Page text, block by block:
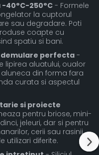
40°C-250°C - Formele
la cuptorul
sau degradare. Poti
coapte cu
spatiu si bani.
perfecta -
lipirea aluatului, oualor
aluneca din forma fara
curata si aspectul
si proiecte
pentru briose, mini-
jeleuri, dar si pentru
cerii sau rasinii.
utilizari diferite.